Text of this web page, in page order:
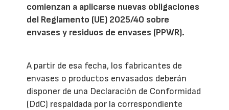
comienzan a aplicarse nuevas obligaciones
del Reglamento (UE) 2025/40 sobre
envases y residuos de envases (PPWR).
A partir de esa fecha, los fabricantes de
envases o productos envasados deberán
disponer de una Declaración de Conformidad
(DdC) respaldada por la correspondiente